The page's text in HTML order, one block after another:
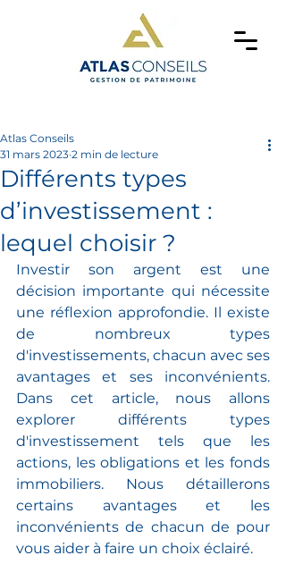
Différents types
d’investissement :
lequel choisir ?
Atlas Conseils
31 mars 2023 2 min de lecture
Investir son argent est une
décision importante qui nécessite
une réflexion approfondie. Il existe
de nombreux types
d'investissements, chacun avec ses
avantages et ses inconvénients.
Dans cet article, nous allons
explorer différents types
d'investissement tels que les
actions, les obligations et les fonds
immobiliers. Nous détaillerons
certains avantages et les
inconvénients de chacun de pour
vous aider à faire un choix éclairé.